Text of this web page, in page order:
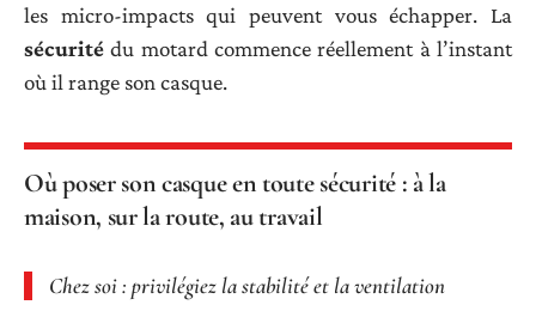
les micro-impacts qui peuvent vous échapper. La
sécurité du motard commence réellement à l’instant
où il range son casque.
Où poser son casque en toute sécurité : à la
maison, sur la route, au travail
Chez soi : privilégiez la stabilité et la ventilation